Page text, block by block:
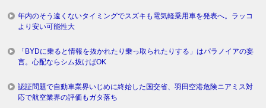
年内のそう遠くないタイミングでスズキも電気軽乗用車を発表へ。ラッコ
より安い可能性大
「BYDに乗ると情報を抜かれたり乗っ取られたりする」はパラノイアの妄
言。心配ならシム抜けばOK
認証問題で自動車業界いじめに終始した国交省、羽田空港危険ニアミス対
応で航空業界の評価もガタ落ち